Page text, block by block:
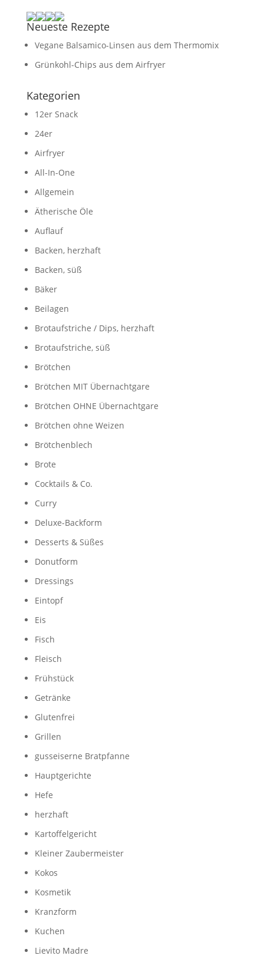
Neueste Rezepte
Vegane Balsamico-Linsen aus dem Thermomix
Grünkohl-Chips aus dem Airfryer
Kategorien
12er Snack
24er
Airfryer
All-In-One
Allgemein
Ätherische Öle
Auflauf
Backen, herzhaft
Backen, süß
Bäker
Beilagen
Brotaufstriche / Dips, herzhaft
Brotaufstriche, süß
Brötchen
Brötchen MIT Übernachtgare
Brötchen OHNE Übernachtgare
Brötchen ohne Weizen
Brötchenblech
Brote
Cocktails & Co.
Curry
Deluxe-Backform
Desserts & Süßes
Donutform
Dressings
Eintopf
Eis
Fisch
Fleisch
Frühstück
Getränke
Glutenfrei
Grillen
gusseiserne Bratpfanne
Hauptgerichte
Hefe
herzhaft
Kartoffelgericht
Kleiner Zaubermeister
Kokos
Kosmetik
Kranzform
Kuchen
Lievito Madre